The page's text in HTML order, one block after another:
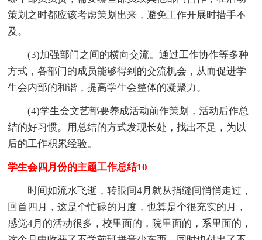
策划之时都应该考虑策划出来，避免工作开展时措手不
及。
(3)加强部门之间的横向交流。通过工作协作等多种
方式，各部门的成员能够得到的交流机会，从而促进学
生会内部的和谐，提高学生会整体的凝聚力。
(4)学生会文艺部要养成活动前作策划，活动后作总
结的好习惯。用总结的方式发现长处，找出不足，为以
后的工作积累经验。
学生会四月份的主题工作总结10
时间如流水飞逝，转眼间4月就从指缝间悄悄走过，
回首四月，这是个忙碌的月度，也算是个很充实的月，
感觉4月的活动很多，校里面的，院里面的，系里面的，